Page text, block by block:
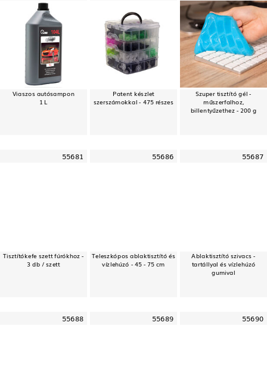
Viaszos autósampon
1 L
Patent készlet
szerszámokkal - 475 részes
Szuper tisztító gél -
műszerfalhoz,
billentyűzethez - 200 g
55681
Tisztítókefe szett fúrókhoz -
3 db / szett
55686
Teleszkópos ablaktisztító és
vízlehúzó - 45 - 75 cm
55687
Ablaktisztító szivacs -
tartállyal és vízlehúzó
gumival
55688 55689 55690